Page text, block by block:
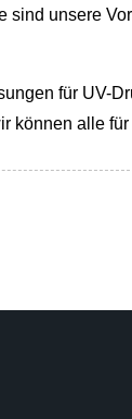
unsere
für UV-
können alle